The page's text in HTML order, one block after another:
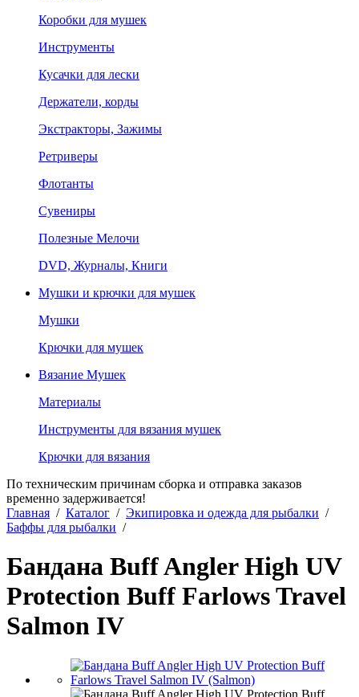
Коробки для мушек
Инструменты
Кусачки для лески
Держатели, корды
Экстракторы, Зажимы
Ретриверы
Флотанты
Сувениры
Полезные Мелочи
DVD, Журналы, Книги
Мушки и крючки для мушек
Мушки
Крючки для мушек
Вязание Мушек
Материалы
Инструменты для вязания мушек
Крючки для вязания
По техническим причинам сборка и отправка заказов
временно задерживается!
Главная / Каталог / Экипировка и одежда для рыбалки /
Баффы для рыбалки /
Бандана Buff Angler High UV
Protection Buff Farlows Travel
Salmon IV